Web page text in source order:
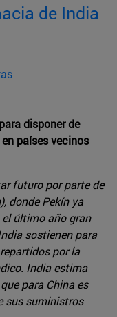
de India
disponer de
países vecinos
futuro por parte de
donde Pekín ya
último año gran
sostienen para
por la
India estima
para China es
sus suministros